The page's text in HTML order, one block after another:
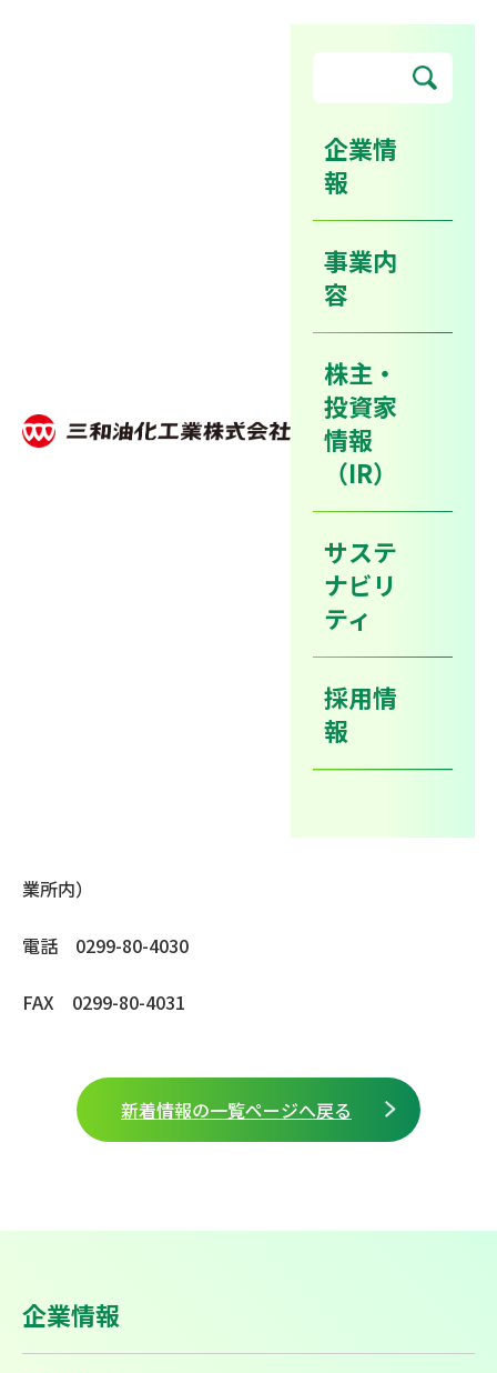
企業情
報
事業内
容
株主・
投資家
情報
（IR）
サステ
ナビリ
ティ
採用情
報
2014年1月、サンワリューツ
ー(株)茨城営業所を開設いた
2014年1月、サンワリューツー(株)茨城営業所を開設いたしまし
た。
サンワリューツー株式会社茨城営業所を新たに開設いた
【サンワリューツー株式会社茨城営業所】
業所内）
電話 0299-80-4030
FAX 0299-80-4031
新着情報の一覧ページへ戻る
企業情報